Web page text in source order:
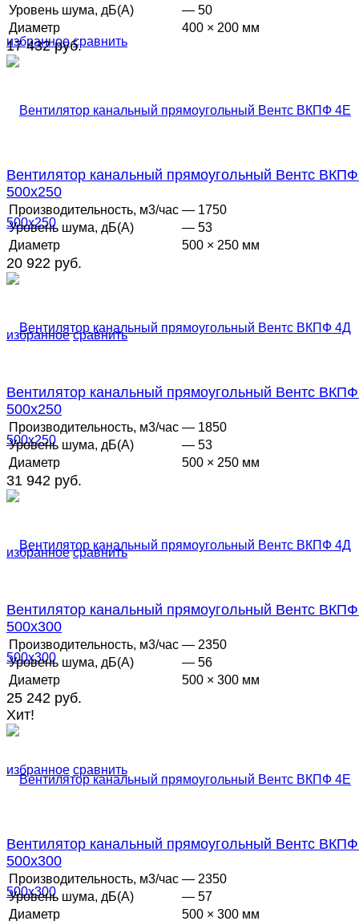
избранное сравнить
Уровень шума, дБ(А)
— 50
Диаметр
400 × 200 мм
17 432 руб.
избранное сравнить
Вентилятор канальный прямоугольный Вентс
500х250
Производительность, м3/час — 1750
Уровень шума, дБ(А)
— 53
Диаметр
500 × 250 мм
20 922 руб.
избранное сравнить
Вентилятор канальный прямоугольный Вентс
500х250
Производительность, м3/час — 1850
Уровень шума, дБ(А)
— 53
Диаметр
500 × 250 мм
31 942 руб.
избранное сравнить
Вентилятор канальный прямоугольный Вентс
500х300
Производительность, м3/час — 2350
Уровень шума, дБ(А)
— 56
Диаметр
500 × 300 мм
25 242 руб.
Хит!
Вентилятор канальный прямоугольный Вентс
500х300
Производительность, м3/час — 2350
Уровень шума, дБ(А)
— 57
Диаметр
500 × 300 мм